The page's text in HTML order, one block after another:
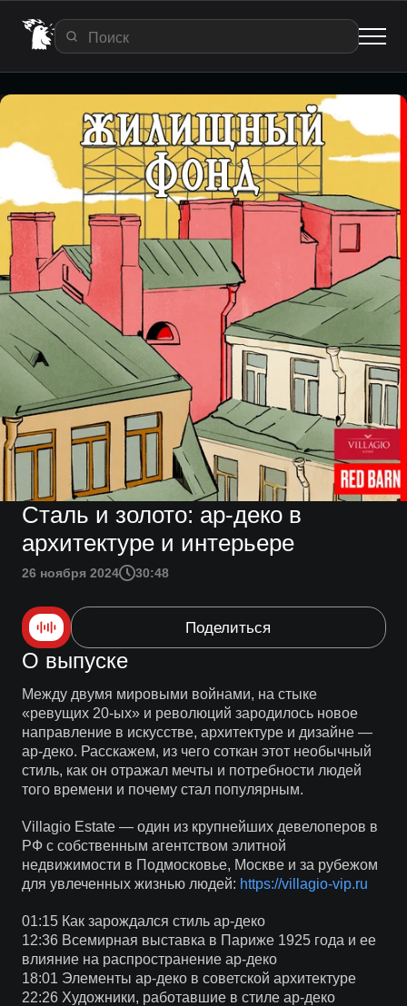
Сталь и золото: ар-деко в
архитектуре и интерьере
26 ноября 2024 30:48
Поделиться
О выпуске
Между двумя мировыми войнами, на стыке
«ревущих 20-ых» и революций зародилось новое
направление в искусстве, архитектуре и дизайне —
ар-деко. Расскажем, из чего соткан этот необычный
стиль, как он отражал мечты и потребности людей
того времени и почему стал популярным.
Villagio Estate — один из крупнейших девелоперов в
РФ с собственным агентством элитной
недвижимости в Подмосковье, Москве и за рубежом
для увлеченных жизнью людей: https://villagio-vip.ru
01:15 Как зарождался стиль ар-деко
12:36 Всемирная выставка в Париже 1925 года и ее
влияние на распространение ар-деко
18:01 Элементы ар-деко в советской архитектуре
22:26 Художники, работавшие в стиле ар-деко